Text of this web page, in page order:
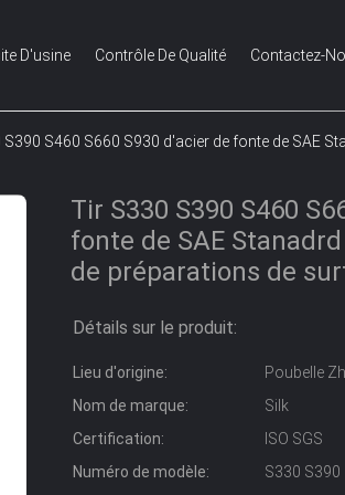
D'usine Contrôle De Qualité Contactez-
S390 S460 S660 S930 d'acier de fonte de SAE
Tir S330 S390 S460
fonte de SAE
de préparations de
Détails sur le produit:
Lieu d'origine:
Poubelle
Nom de marque:
Silk
Certification:
ISO SGS
Numéro de modèle:
S330